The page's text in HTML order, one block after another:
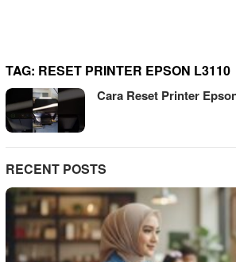
TAG: RESET PRINTER EPSON L3110
Cara Reset Printer
RECENT POSTS